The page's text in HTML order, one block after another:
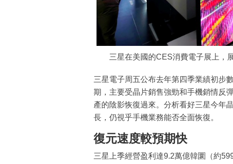
三星在美國的CES消費電子展上，
三星電子周五公布去年第四季業績初步
期，主要受晶片銷售強勁和手機銷情反
產的陰影恢復過來。分析看好三星今年
長，仍視乎手機業務能否全面恢復。
復元速度較預期快
三星上季經營盈利達9.2萬億韓圜（約